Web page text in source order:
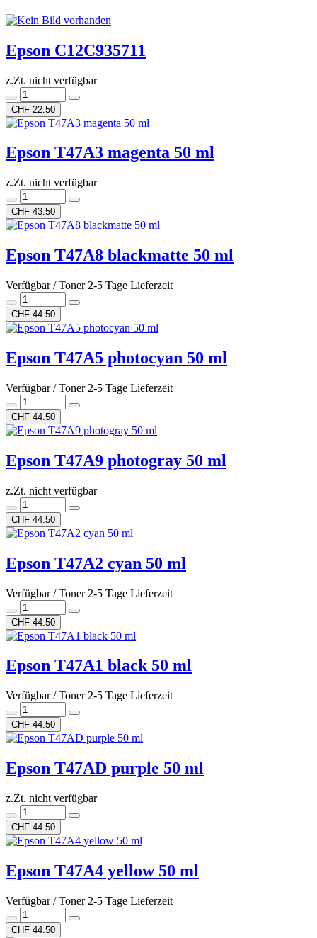
Epson C12C935711
z.Zt. nicht verfügbar
CHF 22.50
Epson T47A3 magenta 50 ml
z.Zt. nicht verfügbar
CHF 43.50
Epson T47A8 blackmatte 50 ml
Verfügbar / Toner 2-5 Tage Lieferzeit
CHF 44.50
Epson T47A5 photocyan 50 ml
Verfügbar / Toner 2-5 Tage Lieferzeit
CHF 44.50
Epson T47A9 photogray 50 ml
z.Zt. nicht verfügbar
CHF 44.50
Epson T47A2 cyan 50 ml
Verfügbar / Toner 2-5 Tage Lieferzeit
CHF 44.50
Epson T47A1 black 50 ml
Verfügbar / Toner 2-5 Tage Lieferzeit
CHF 44.50
Epson T47AD purple 50 ml
z.Zt. nicht verfügbar
CHF 44.50
Epson T47A4 yellow 50 ml
Verfügbar / Toner 2-5 Tage Lieferzeit
CHF 44.50